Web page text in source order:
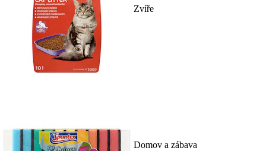
Zvíře
Domov a zábava